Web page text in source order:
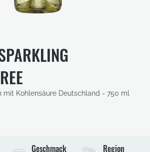
mit Kohlensäure Deutschland - 750 ml
Geschmack Region